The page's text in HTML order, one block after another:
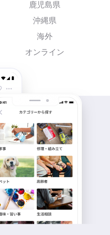
鹿児島県
沖縄県
海外
オンライン